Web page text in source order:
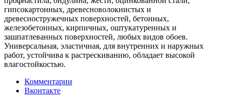
гипсокартонных, древесноволокнистых и
древесностружечных поверхностей, бетонных,
железобетонных, кирпичных, оштукатуренных и
зашпатлеванных поверхностей, любых видов обоев.
Универсальная, эластичная, для внутренних и наружных
работ, устойчива к растрескиванию, обладает высокой
влагостойкостью.
Комментарии
Вконтакте